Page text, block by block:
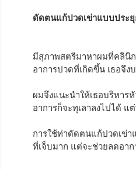
ดัดตนแก้ปวดเข่าแบบประ
มีสุภาพสตรีมาหาผมที่คลินิก
อาการปวดที่เกิดขึ้น เธอจึง
ผมจึงแนะนำให้เธอบริหา
อาการก็จะทุเลาลงไปได้
การใช้ท่าดัดตนแก้ปวดเข่า
ที่เจ็บมาก แต่จะช่วยลดอา